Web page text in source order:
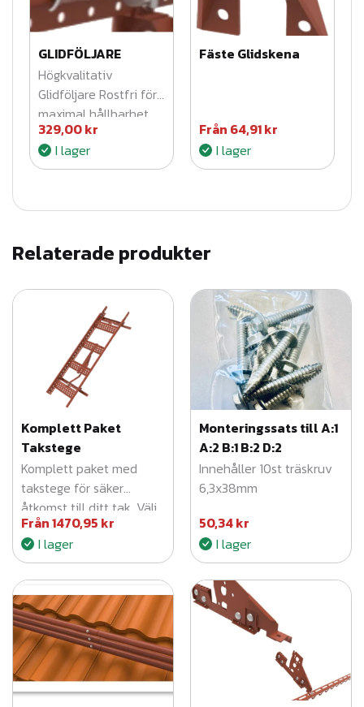
3
9
r
t
l
l
7
k
r
GLIDFÖLJARE
Högkvalitativ
Glidföljare Rostfri för
maximal hållbarhet
och tillförlitlighet i
krävande miljöer.
329,00kr
I lager
Fäste Glidskena
Från 64,91kr
I lager
Relaterade produkter
Komplett Paket
Takstege
Komplett paket med
takstege för säker
åtkomst till ditt tak. Välj
enkelt den variant som
passar din taktyp –
betong-/lertegelpannor
eller profilerat plåttak.
Från1470,95 kr
I lager
Monteringssats till A:1
A:2 B:1 B:2 D:2
Innehåller 10st träskruv
6,3x38mm
50,34kr
I lager